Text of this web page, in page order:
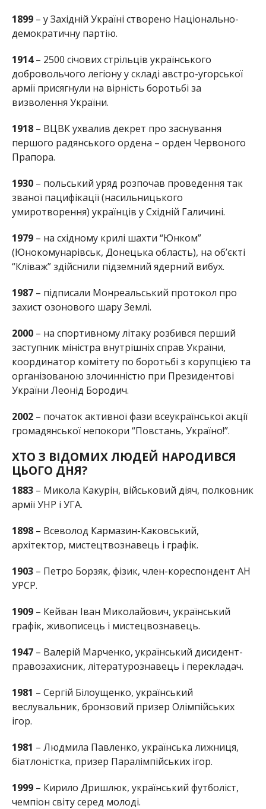
1899– у Західній Україні створено Національно-
демократичну партію.
1914– 2500 січових стрільців українського
добровольчого легіону у складі австро-угорської
армії присягнули на вірність боротьбі за
визволення України.
1918– ВЦВК ухвалив декрет про заснування
першого радянського ордена – орден Червоного
Прапора.
1930– польський уряд розпочав проведення так
званої пацифікації (насильницького
умиротворення) українців у Східній Галичині.
1979– на східному крилі шахти “Юнком”
(Юнокомунарівськ, Донецька область), на об’єкті
“Кліваж” здійснили підземний ядерний вибух.
1987– підписали Монреальський протокол про
захист озонового шару Землі.
2000– на спортивному літаку розбився перший
заступник міністра внутрішніх справ України,
координатор комітету по боротьбі з корупцією та
організованою злочинністю при Президентові
України Леонід Бородич.
2002– початок активної фази всеукраїнської акції
громадянської непокори “Повстань, Україно!”.
ХТО З ВІДОМИХ ЛЮДЕЙ НАРОДИВСЯ
ЦЬОГО ДНЯ?
1883– Микола Какурін, військовий діяч, полковник
армії УНР і УГА.
1898– Всеволод Кармазин-Каковський,
архітектор, мистецтвознавець і графік.
1903 – Петро Борзяк, фізик, член-кореспондент АН
УРСР.
1909– Кейван Іван Миколайович, український
графік, живописець і мистецвознавець.
1947– Валерій Марченко, український дисидент-
правозахисник, літературознавець і перекладач.
1981 – Сергій Білоущенко, український
веслувальник, бронзовий призер Олімпійських
ігор.
1981 – Людмила Павленко, українська лижниця,
біатлоністка, призер Паралімпійських ігор.
1999– Кирило Дришлюк, український футболіст,
чемпіон світу серед молоді.